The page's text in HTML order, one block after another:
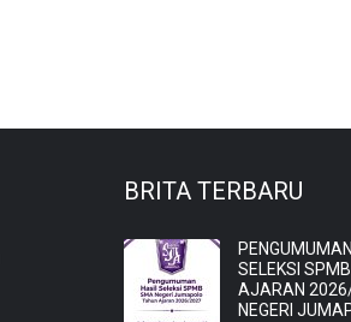
BRITA TERBARU
SELEKSI
AJARAN
NEGERI